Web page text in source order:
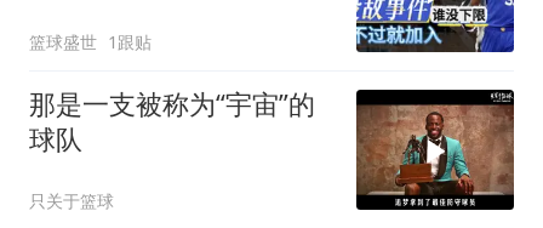
篮球盛世 1跟贴
那是一支被称为“宇宙”的
球队
只关于篮球